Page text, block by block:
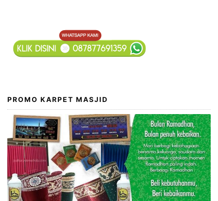
PROMO KARPET MASJID